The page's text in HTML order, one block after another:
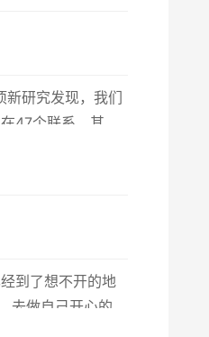
研究发现，我们
47个联系。其中
到了想不开的地
去做自己开心的